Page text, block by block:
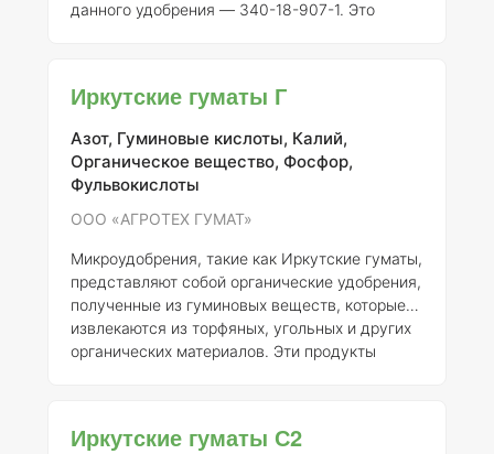
данного удобрения — 340-18-907-1. Это
безопасным для использования в сельском
Основными компонентами микроудобрения
"Иркутские гуматы В1" являются гуминовые и
фульвовые кислоты, которые способствуют
улучшению структуры по
Иркутские гуматы Г
Азот, Гуминовые кислоты, Калий,
Органическое вещество, Фосфор,
Фульвокислоты
ООО «АГРОТЕХ ГУМАТ»
Микроудобрения, такие как Иркутские гуматы,
представляют собой органические удобрения,
полученные из гуминовых веществ, которые
извлекаются из торфяных, угольных и других
органических материалов. Эти продукты
рост растений и увеличивать их устойчивость
Иркутские гуматы С2